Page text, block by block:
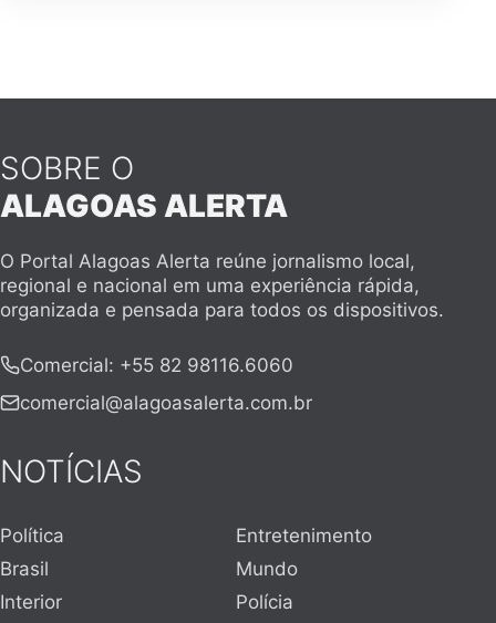
SOBRE O
ALAGOAS ALERTA
O Portal Alagoas Alerta reúne jornalismo local,
regional e nacional em uma experiência rápida,
organizada e pensada para todos os dispositivos.
Comercial: +55 82 98116.6060
comercial@alagoasalerta.com.br
NOTÍCIAS
Política
Entretenimento
Brasil
Mundo
Interior
Polícia